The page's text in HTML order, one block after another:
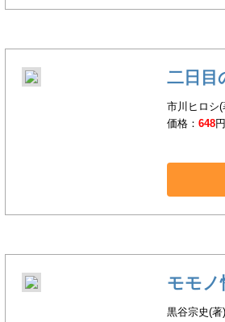
二日目
市川ヒロシ(
価格：648円
モモノ
黒谷宗史(著)